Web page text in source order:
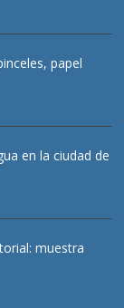
papel
en la ciudad de
muestra